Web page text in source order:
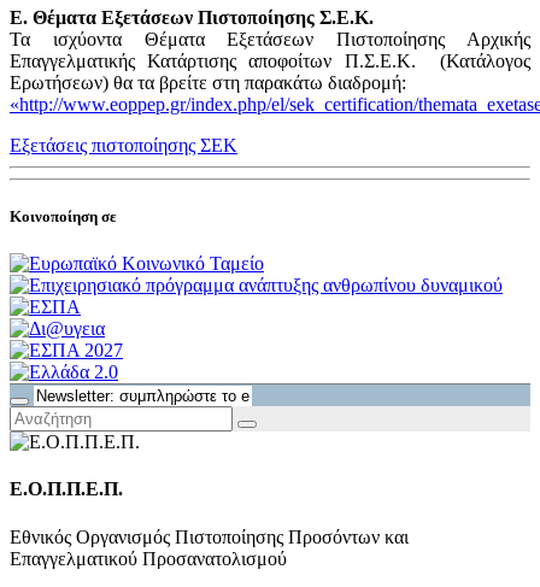
E. Θέματα Εξετάσεων Πιστοποίησης Σ.Ε.Κ.
Τα ισχύοντα Θέματα Εξετάσεων Πιστοποίησης Αρχικής
Επαγγελματικής Κατάρτισης αποφοίτων Π.Σ.Ε.Κ. (Κατάλογος
Ερωτήσεων) θα τα βρείτε στη παρακάτω διαδρομή:
«http://www.eoppep.gr/index.php/el/sek_certification/
Εξετάσεις πιστοποίησης ΣΕΚ
Κοινοποίηση σε
Ε.Ο.Π.Π.Ε.Π.
Εθνικός Οργανισμός Πιστοποίησης Προσόντων και
Επαγγελματικού Προσανατολισμού